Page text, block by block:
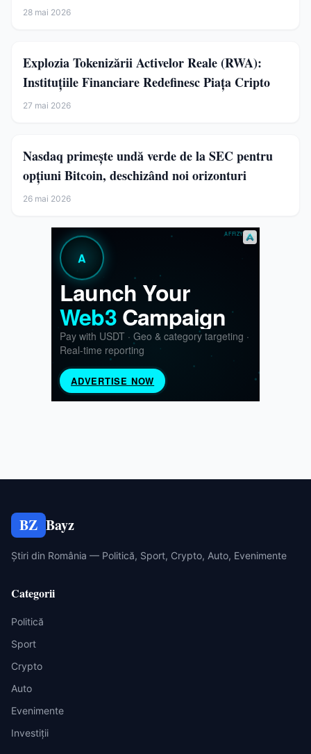
28 mai 2026
Explozia Tokenizării Activelor Reale (RWA):
Instituțiile Financiare Redefinesc Piața Cripto
27 mai 2026
Nasdaq primește undă verde de la SEC pentru
opțiuni Bitcoin, deschizând noi orizonturi
26 mai 2026
BZ Bayz
Știri din România — Politică, Sport, Crypto, Auto, Evenimente
Categorii
Politică
Sport
Crypto
Auto
Evenimente
Investiții